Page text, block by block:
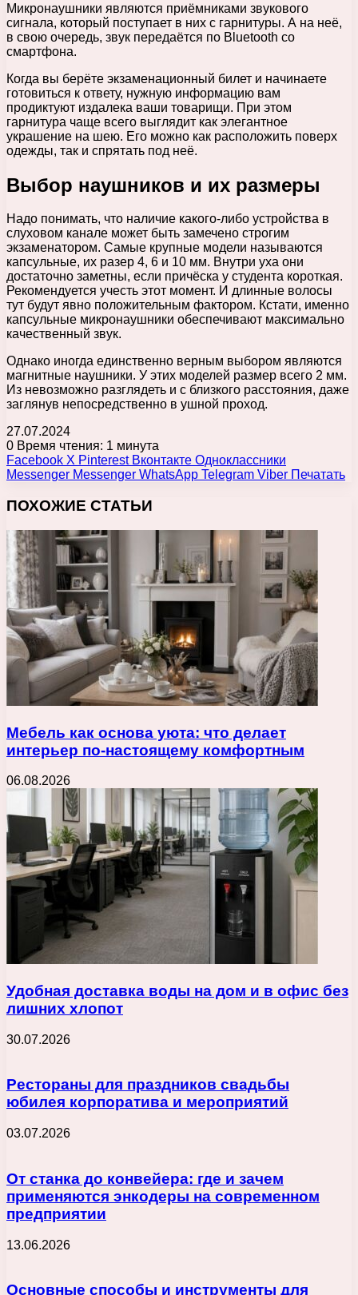
Микронаушники являются приёмниками звукового
сигнала, который поступает в них с гарнитуры. А на неё,
в свою очередь, звук передаётся по Bluetooth со
смартфона.
Когда вы берёте экзаменационный билет и начинаете
готовиться к ответу, нужную информацию вам
продиктуют издалека ваши товарищи. При этом
гарнитура чаще всего выглядит как элегантное
украшение на шею. Его можно как расположить поверх
одежды, так и спрятать под неё.
Выбор наушников и их размеры
Надо понимать, что наличие какого-либо устройства в
слуховом канале может быть замечено строгим
экзаменатором. Самые крупные модели называются
капсульные, их разер 4, 6 и 10 мм. Внутри уха они
достаточно заметны, если причёска у студента короткая.
Рекомендуется учесть этот момент. И длинные волосы
тут будут явно положительным фактором. Кстати, именно
капсульные микронаушники обеспечивают максимально
качественный звук.
Однако иногда единственно верным выбором являются
магнитные наушники. У этих моделей размер всего 2 мм.
Из невозможно разглядеть и с близкого расстояния, даже
заглянув непосредственно в ушной проход.
27.07.2024
0 Время чтения: 1 минута
Facebook X Pinterest Вконтакте Одноклассники
Messenger Messenger WhatsApp Telegram Viber Печатать
ПОХОЖИЕ СТАТЬИ
Мебель как основа уюта: что делает
интерьер по-настоящему комфортным
06.08.2026
Удобная доставка воды на дом и в офис без
лишних хлопот
30.07.2026
Рестораны для праздников свадьбы
юбилея корпоратива и мероприятий
03.07.2026
От станка до конвейера: где и зачем
применяются энкодеры на современном
предприятии
13.06.2026
Основные способы и инструменты для